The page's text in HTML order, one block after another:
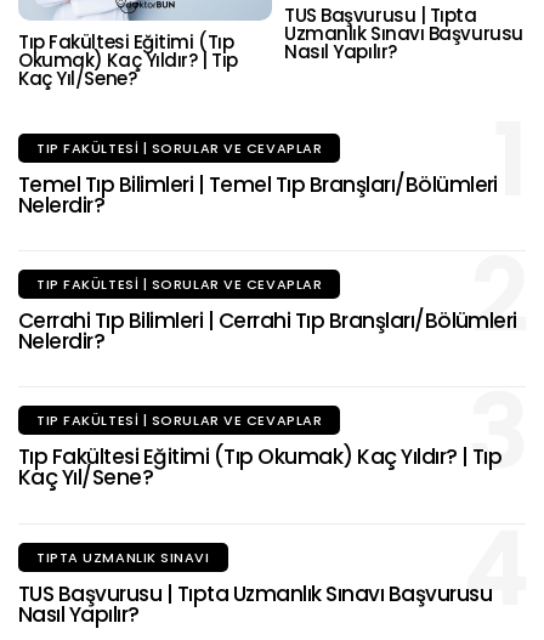
Tıp Fakültesi Eğitimi (Tıp
Okumak) Kaç Yıldır? | Tıp
Kaç Yıl/Sene?
TUS Başvurusu | Tıpta
Uzmanlık Sınavı Başvurusu
Nasıl Yapılır?
1
TIP FAKÜLTESI | SORULAR VE CEVAPLAR
Temel Tıp Bilimleri | Temel Tıp Branşları/Bölümleri
Nelerdir?
2
TIP FAKÜLTESI | SORULAR VE CEVAPLAR
Cerrahi Tıp Bilimleri | Cerrahi Tıp Branşları/Bölümleri
Nelerdir?
3
TIP FAKÜLTESI | SORULAR VE CEVAPLAR
Tıp Fakültesi Eğitimi (Tıp Okumak) Kaç Yıldır? | Tıp
Kaç Yıl/Sene?
4
TIPTA UZMANLIK SINAVI
TUS Başvurusu | Tıpta Uzmanlık Sınavı Başvurusu
Nasıl Yapılır?